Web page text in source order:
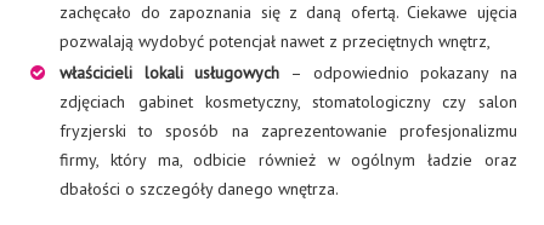
zachęcało do zapoznania się z daną ofertą. Ciekawe ujęcia
pozwalają wydobyć potencjał nawet z przeciętnych wnętrz,
właścicieli lokali usługowych – odpowiednio pokazany na
zdjęciach gabinet kosmetyczny, stomatologiczny czy salon
fryzjerski to sposób na zaprezentowanie profesjonalizmu
firmy, który ma, odbicie również w ogólnym ładzie oraz
dbałości o szczegóły danego wnętrza.